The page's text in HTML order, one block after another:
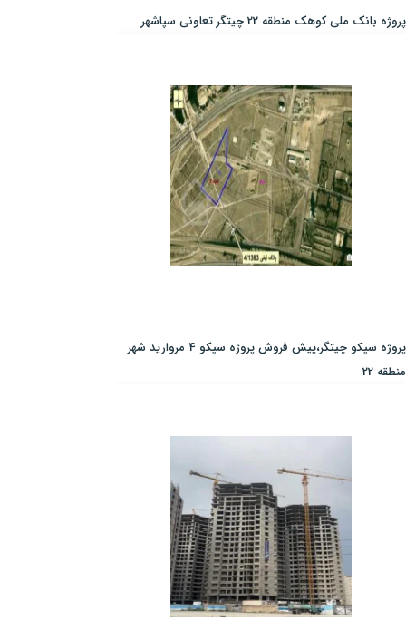
پروژه بانک ملی کوهک منطقه 22 چیتگر تعاونی سپاشهر
پروژه سپکو چیتگر،پیش فروش پروژه سپکو 4 مروارید شهر
منطقه 22